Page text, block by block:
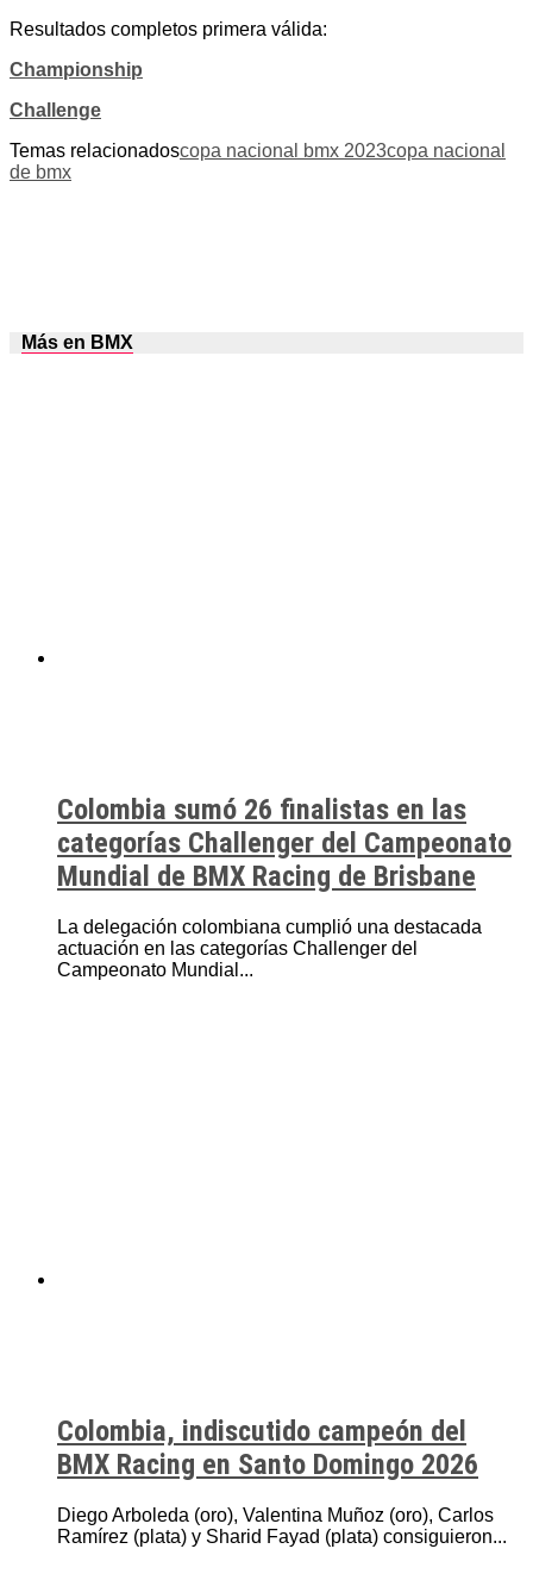
Resultados completos primera válida:
Championship
Challenge
Temas relacionadoscopa nacional bmx 2023copa nacional
de bmx
Más en BMX
Colombia sumó 26 finalistas en las
categorías Challenger del Campeonato
Mundial de BMX Racing de Brisbane
La delegación colombiana cumplió una destacada
actuación en las categorías Challenger del
Campeonato Mundial...
Colombia, indiscutido campeón del
BMX Racing en Santo Domingo 2026
Diego Arboleda (oro), Valentina Muñoz (oro), Carlos
Ramírez (plata) y Sharid Fayad (plata) consiguieron...